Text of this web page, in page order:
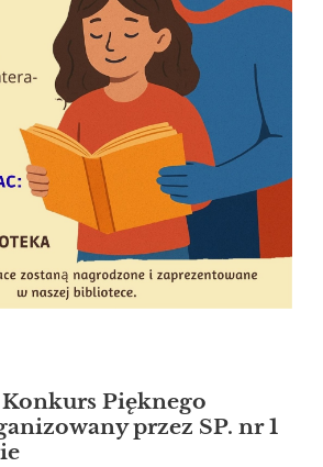
Pięknego
przez SP. nr 1